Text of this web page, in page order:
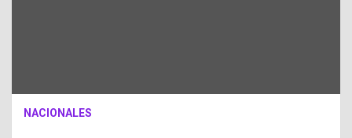
NACIONALES